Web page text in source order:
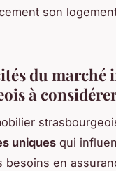
son
du
à
uniques qui
besoins en